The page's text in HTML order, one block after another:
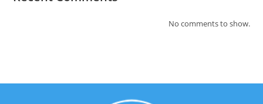
No comments to show.